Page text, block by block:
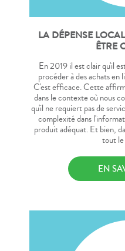
LA DÉPENSE
ÊTRE
En 2019 il est clair qu'il
procéder à des achats en
C'est efficace. Cette
dans le contexte où nous
qu'il ne requiert pas de
complexité dans
produit adéquat. Et bien,
tout
EN